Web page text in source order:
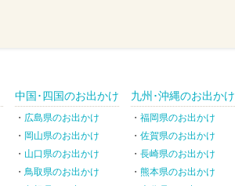
中国･四国のお出かけ
広島県のお出かけ
岡山県のお出かけ
山口県のお出かけ
鳥取県のお出かけ
九州･沖縄のお出かけ
福岡県のお出かけ
佐賀県のお出かけ
長崎県のお出かけ
熊本県のお出かけ